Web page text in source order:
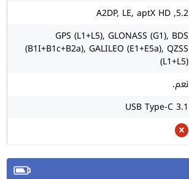
5.2, A2DP, LE, aptX HD
GPS (L1+L5), GLONASS (G1), BDS
(B1I+B1c+B2a), GALILEO (E1+E5a), QZSS
(L1+L5)
نعم.
USB Type-C 3.1